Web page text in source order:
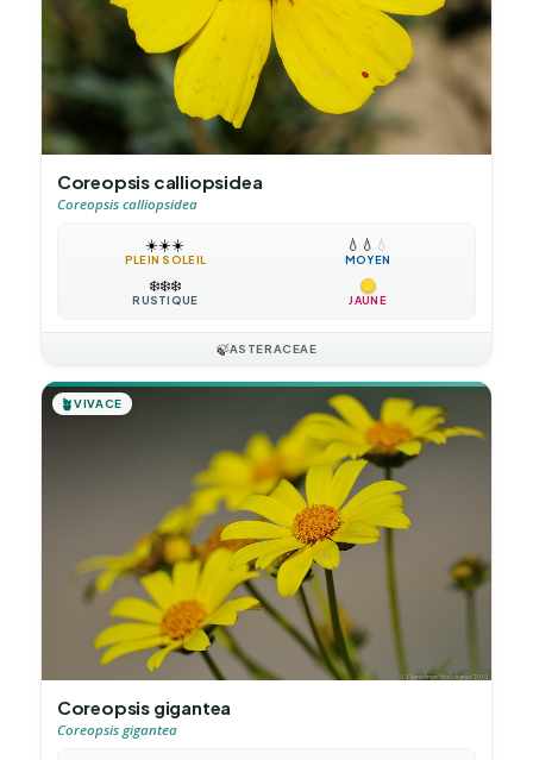
Coreopsis calliopsidea
Coreopsis calliopsidea
☀️☀️☀️
PLEIN SOLEIL
💧 💧 💧
MOYEN
❄️❄️❄️
RUSTIQUE JAUNE
🍃ASTERACEAE
🪴VIVACE
Coreopsis gigantea
Coreopsis gigantea